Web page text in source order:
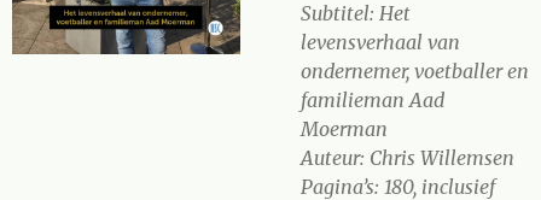
Subtitel: Het
levensverhaal van
ondernemer, voetballer en
familieman Aad
Moerman
Auteur: Chris Willemsen
Pagina’s: 180, inclusief